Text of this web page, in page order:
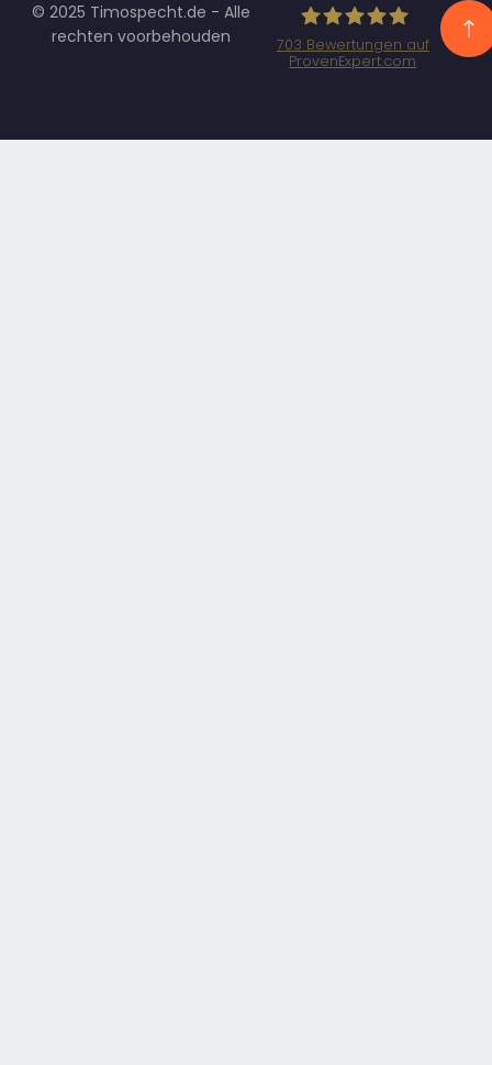
© 2025 Timospecht.de - Alle
rechten voorbehouden
Marketing GmbH
703 Bewertungen auf
ProvenExpert.com